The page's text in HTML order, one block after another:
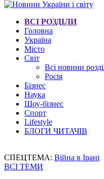
ВСІ РОЗДІЛИ
Головна
Україна
Місто
Світ
Всі новини
Росія
Бізнес
Наука
Шоу-бізнес
Спорт
Lifestyle
БЛОГИ ЧИТАЧІВ
СПЕЦТЕМА: Війна в Ірані
ВСІ ТЕМИ